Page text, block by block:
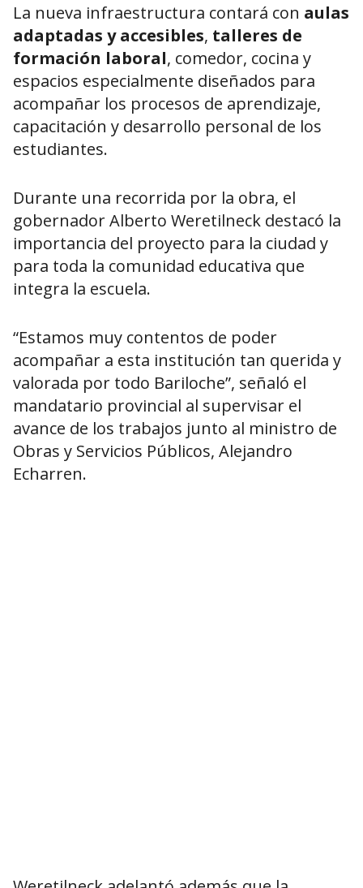
La nueva infraestructura contará con aulas
adaptadas y accesibles, talleres de
formación laboral, comedor, cocina y
espacios especialmente diseñados para
acompañar los procesos de aprendizaje,
capacitación y desarrollo personal de los
estudiantes.
Durante una recorrida por la obra, el
gobernador Alberto Weretilneck destacó la
importancia del proyecto para la ciudad y
para toda la comunidad educativa que
integra la escuela.
“Estamos muy contentos de poder
acompañar a esta institución tan querida y
valorada por todo Bariloche”, señaló el
mandatario provincial al supervisar el
avance de los trabajos junto al ministro de
Obras y Servicios Públicos, Alejandro
Echarren.